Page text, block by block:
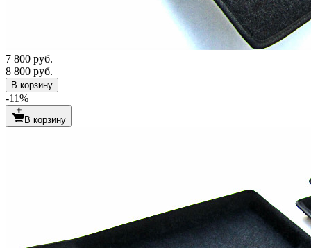
7 800 руб.
8 800 руб.
В корзину
-11%
В корзину